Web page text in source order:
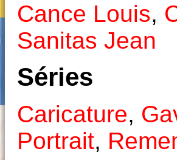
Cance Louis,
Sanitas Jean
Séries
Caricature,
Portrait,